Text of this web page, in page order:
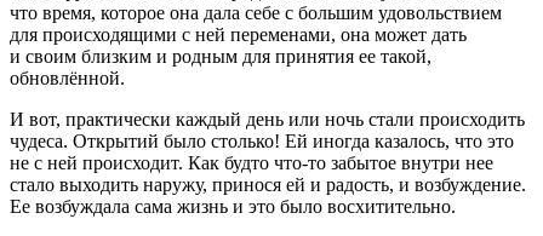
что время, которое она дала себе с большим удовольствием
для происходящими с ней переменами, она может дать
и своим близким и родным для принятия ее такой,
обновлённой.
И вот, практически каждый день или ночь стали происходить
чудеса. Открытий было столько! Ей иногда казалось, что это
не с ней происходит. Как будто что-то забытое внутри нее
стало выходить наружу, принося ей и радость, и возбуждение.
Ее возбуждала сама жизнь и это было восхитительно.